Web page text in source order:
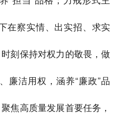
在察实情、出实招、求实
刻保持对权力的敬畏，做
廉洁用权，涵养“廉政”品
焦高质量发展首要任务，